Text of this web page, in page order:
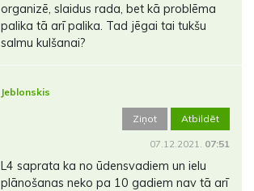
organizē, slaidus rada, bet kā problēma
palika tā arī palika. Tad jēgai tai tukšu
salmu kulšanai?
Jeblonskis
Ziņot Atbildēt
07.12.2021. 07:51
L4 saprata ka no ūdensvadiem un ielu
plānošanas neko pa 10 gadiem nav tā arī